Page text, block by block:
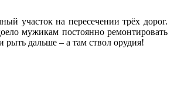
участок на пересечении трёх дорог.
мужикам постоянно ремонтировать
рыть дальше – а там ствол орудия!